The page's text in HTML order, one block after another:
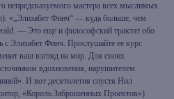
непредсказуемого мастера всех мыслимых
«„Элизабет Финч“ — куда больше, чем
— Это еще и философский трактат обо
с Элизабет Финч. Прослушайте ее курс
ваш взгляд на мир. Для своих
вдохновения, нарушителем
И вот десятилетия спустя Нил
«Король Заброшенных Проектов»)